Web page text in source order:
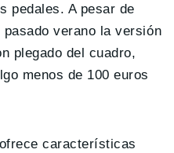
pedales. A pesar de
verano la versión
plegado del cuadro,
menos de 100 euros
características